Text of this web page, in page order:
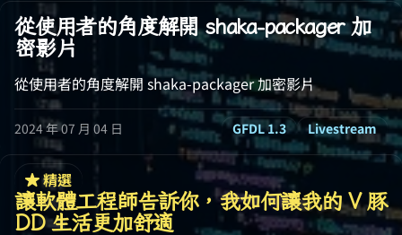
從使用者的角度解開 shaka-packager 加
密影片
從使用者的角度解開 shaka-packager 加密影片
2024 年 07 月 04 日 GFDL 1.3 Livestream
精選
讓軟體工程師告訴你，我如何讓我的 V 豚
DD 生活更加舒適